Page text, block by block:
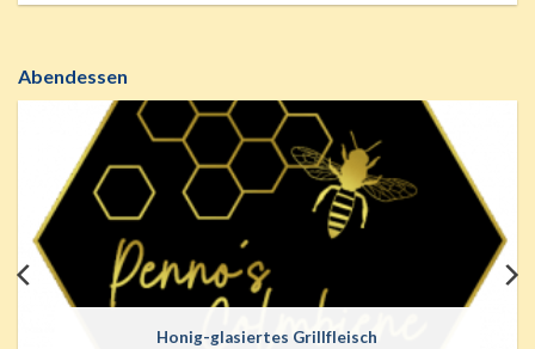
Abendessen
Honig-glasiertes Grillfleisch